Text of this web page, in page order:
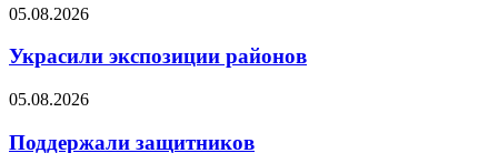
05.08.2026
Украсили экспозиции районов
05.08.2026
Поддержали защитников